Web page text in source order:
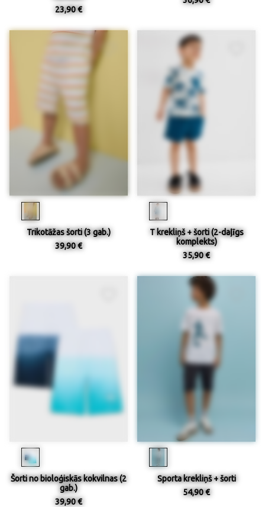
23,90 €
Trikotāžas šorti (3 gab.)
39,90 €
T krekliņš + šorti (2-daļīgs
komplekts)
35,90 €
Šorti no bioloģiskās kokvilnas (2
gab.)
39,90 €
Sporta krekliņš + šorti
54,90 €